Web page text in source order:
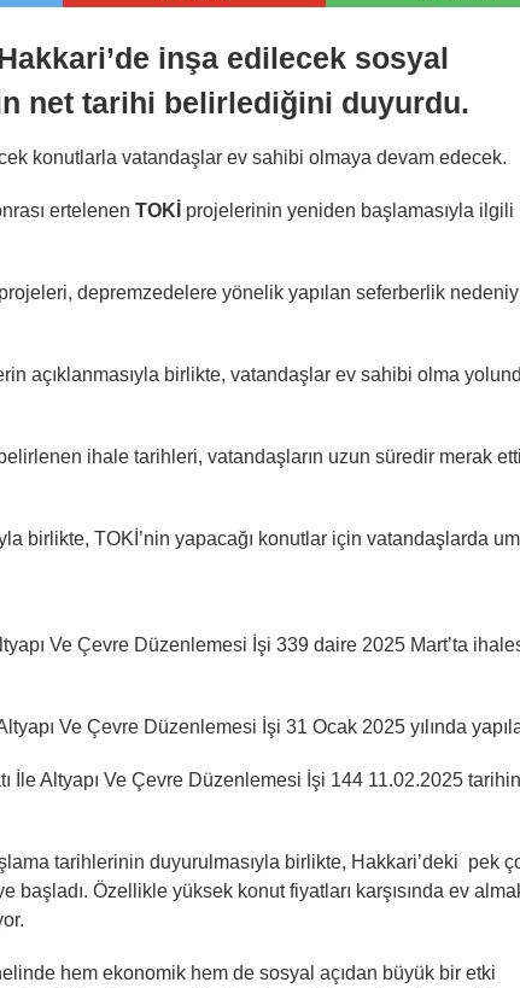
inşa edilecek sosyal
net tarihi belirlediğini duyurdu.
konutlarla vatandaşlar ev sahibi olmaya devam edecek.
ertelenen TOKİ projelerinin yeniden başlamasıyla ilgili
depremzedelere yönelik yapılan seferberlik
açıklanmasıyla birlikte, vatandaşlar ev sahibi olma
ihale tarihleri, vatandaşların uzun süredir merak
birlikte, TOKİ’nin yapacağı konutlar için vatandaşlarda
Ve Çevre Düzenlemesi İşi 339 daire 2025 Mart’ta
Ve Çevre Düzenlemesi İşi 31 Ocak 2025 yılında
Altyapı Ve Çevre Düzenlemesi İşi 144 11.02.2025
tarihlerinin duyurulmasıyla birlikte, Hakkari’deki pek
Özellikle yüksek konut fiyatları karşısında ev
hem ekonomik hem de sosyal açıdan büyük bir etki